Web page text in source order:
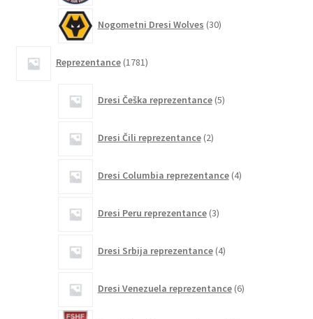
Nogometni Dresi Wolves 30izdelkov
Reprezentance 1781izdelkov
Dresi Češka reprezentance 5izdelkov
Dresi Čili reprezentance 2izdelka
Dresi Columbia reprezentance 4izdelki
Dresi Peru reprezentance 3izdelki
Dresi Srbija reprezentance 4izdelki
Dresi Venezuela reprezentance 6izdelkov